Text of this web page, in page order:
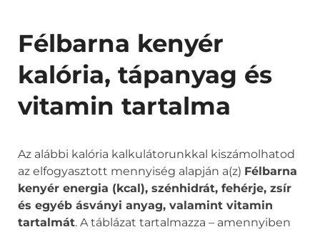
Félbarna kenyér
kalória, tápanyag és
vitamin tartalma
Az alábbi kalória kalkulátorunkkal kiszámolhatod
az elfogyasztott mennyiség alapján a(z) Félbarna
kenyér energia (kcal), szénhidrát, fehérje, zsír
és egyéb ásványi anyag, valamint vitamin
tartalmát. A táblázat tartalmazza – amennyiben